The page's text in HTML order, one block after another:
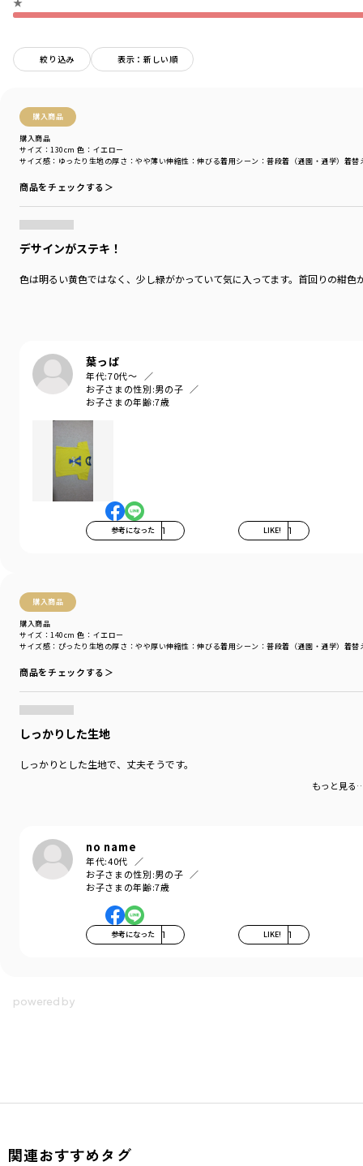
絞り込み 表示：新しい順
購入商品
購入商品
サイズ感 ：ゆったり 生地の厚さ ：やや薄い伸縮性 ：伸びる着用シーン ：普段着（通園・通学） 着替
サイズ：130cm 色：イエロー
商品をチェックする＞
デサインがステキ！
色は明るい黄色ではなく、少し緑がかっていて気に入ってます。首回りの紺
葉っぱ
年代:70代～
お子さまの性別:男の子
お子さまの年齢:7歳
参考になった 1 LIKE! 1
購入商品
購入商品
サイズ感 ：ぴったり 生地の厚さ ：やや厚い伸縮性 ：伸びる着用シーン ：普段着（通園・通学） 着替
サイズ：140cm 色：イエロー
商品をチェックする＞
しっかりした生地
しっかりとした生地で、丈夫そうです。
もっと見る
no name
年代:40代
お子さまの性別:男の子
お子さまの年齢:7歳
参考になった 1 LIKE! 1
シャツなどのインナーとして
ちら見せさせるのもオススメです。
本体部分「綿100％」ロイヤルコットン使用。
「吸汗性」にすぐれ「肌ざわりが良い」
生地を使用しています。
丈夫で型崩れしにくい、お洗濯にもぴったりの素材です。
※80～90センチまで肩ボタンが付いた仕様となっております。
伸縮性：あり
サイズ：サイズ110
ブランド ／ branshes
／ アウトレット
カテゴリ
性別タイプ
商品番号
関連おすすめタグ